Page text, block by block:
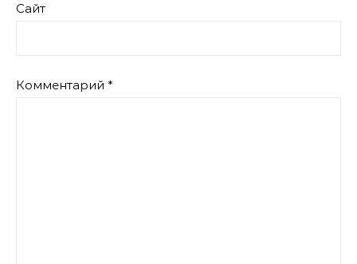
Сайт
Комментарий *